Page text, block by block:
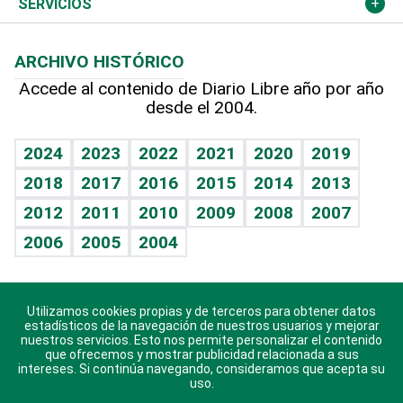
Hablando con el pediatra
Vida y familia
Eñe
Celebrando la vida
Sin complejos
En pocas palabras
Escuchando al corazón
Economía Personal
Línea de hit
TBT Deportivo
Opinión
Hecho en casa
Guía del dinero
SERVICIOS
Cumpleaños
Horóscopos
Crucigramas
ARCHIVO HISTÓRICO
Accede al contenido de Diario Libre año por año
desde el 2004.
2024 2023 2022 2021 2020
2019
2018
2017 2016 2015 2014
2013
2012
2011 2010 2009 2008
2007
2006
2005 2004
Descarga nuestras aplicaciones para Android, iOS y
sistema Huawei.
Utilizamos cookies propias y de terceros para obtener datos
estadísticos de la navegación de nuestros usuarios y mejorar
nuestros servicios. Esto nos permite personalizar el contenido
que ofrecemos y mostrar publicidad relacionada a sus
intereses. Si continúa navegando, consideramos que acepta su
uso.